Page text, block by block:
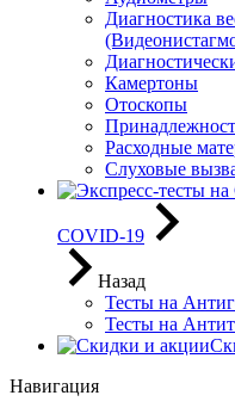
Диагностика
Камертоны
Отоскопы
Расходные
Слуховые
COVID-19
Назад
Тесты на
Тесты на
Навигация